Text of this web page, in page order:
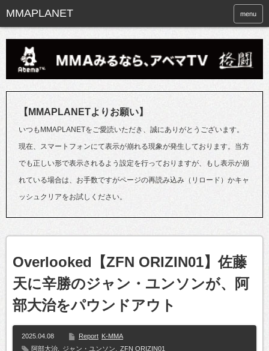
menu
【MMAPLANETよりお願い】
いつもMMAPLANETをご愛読いただき、誠にありがとうございます。
現在、スマートフォンにて表示が崩れる現象が発生しております。当方
でも正しい形で表示されるよう設定を行っておりますが、もし表示が崩
れている場合は、お手数ですがページの再読み込み（リロード）かキャ
ッシュクリアをお試しください。
Overlooked【ZFN ORIZIN01】佐藤
天に辛勝のジャン・ユンソンが、阿
部大治をパウンドアウト
2025.04.08 Report K-MMA
阿部大治
ジャン・ユンソン ZFN ORIZIN01